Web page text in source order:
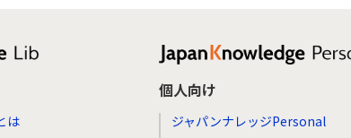
は
個人向け
ジャパンナレッジPersonal